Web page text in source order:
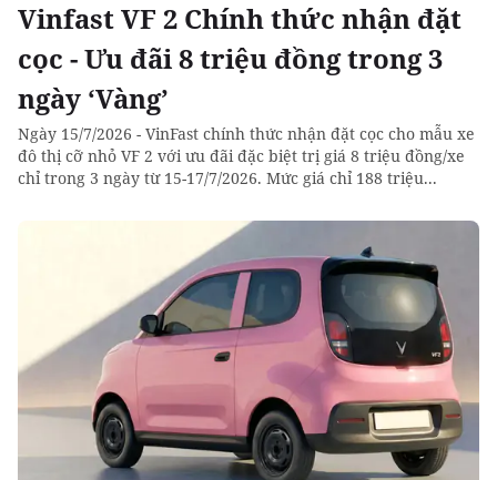
Vinfast VF 2 Chính thức nhận đặt
cọc - Ưu đãi 8 triệu đồng trong 3
ngày ‘Vàng’
Ngày 15/7/2026 - VinFast chính thức nhận đặt cọc cho mẫu xe
đô thị cỡ nhỏ VF 2 với ưu đãi đặc biệt trị giá 8 triệu đồng/xe
chỉ trong 3 ngày từ 15-17/7/2026. Mức giá chỉ 188 triệu...